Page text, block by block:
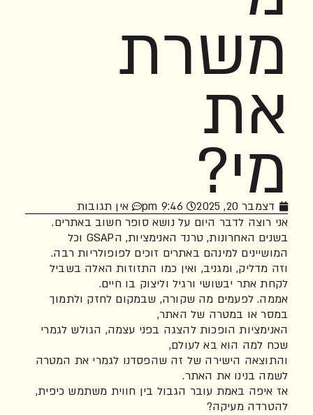
משרת
את
מי?
דצמבר 20, 2025 9:46 pm
אין תגובות
אני רוצה לדבר היום על נושא סופר חשוב באתרים.
בשנים האחרונות, טרנד האנימציות, הGSAP וכל
המושיינים למינהם באתרים זוכים לפופולריות רבה.
וזה מדליק, ומגניב, ואין כמו התזוזות האלה בשביל
לקחת אתר יבשושי ורגיל וליצוק בו חיים.
אממה. לפעמים מה שקורה, שבמקום לחזק ולתמוך
במסר או במטרה של האתר,
האנימציות הופכות להצגה בפני עצמה, הגולש לגמרי
שכח למה הוא בא לעולם,
והתוצאה הישירה של זה שהפסדנו לגמרי את המטרה
לשמה בנינו את האתר.
אז איפה באמת עובר הגבול בין חווית משתמש כיפית,
להטרדה מעיקה?